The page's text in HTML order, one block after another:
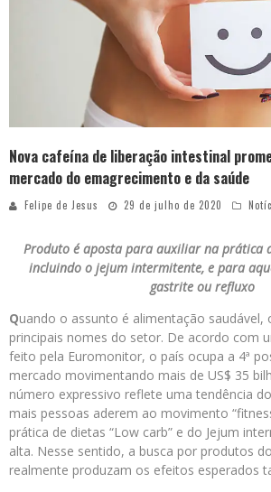
Nova cafeína de liberação intestinal
mercado do emagrecimento e da saúde
Felipe de Jesus 29 de julho de 2020
Produto é aposta para auxiliar na prática
incluindo o jejum intermitente, e para
gastrite ou refluxo
Quando o assunto é alimentação saudável,
principais nomes do setor. De acordo com
feito pela Euromonitor, o país ocupa a 4ª
mercado movimentando mais de US$ 35
número expressivo reflete uma tendência
mais pessoas aderem ao movimento
prática de dietas “Low carb” e do Jejum
alta. Nesse sentido, a busca por produtos
realmente produzam os efeitos esperados